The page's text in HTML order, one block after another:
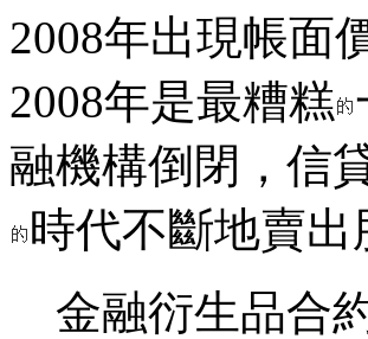
2008年出現帳面
2008年是最糟糕
融機構倒閉，信
時代不斷地賣出
金融衍生品合